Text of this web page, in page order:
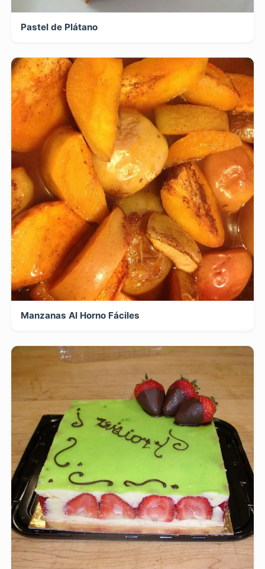
Pastel de Plátano
Manzanas Al Horno Fáciles